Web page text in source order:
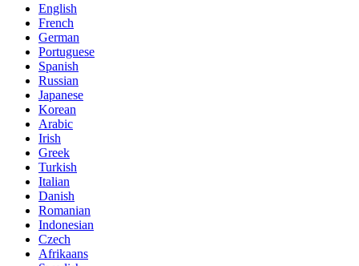
English
French
German
Portuguese
Spanish
Russian
Japanese
Korean
Arabic
Irish
Greek
Turkish
Italian
Danish
Romanian
Indonesian
Czech
Afrikaans